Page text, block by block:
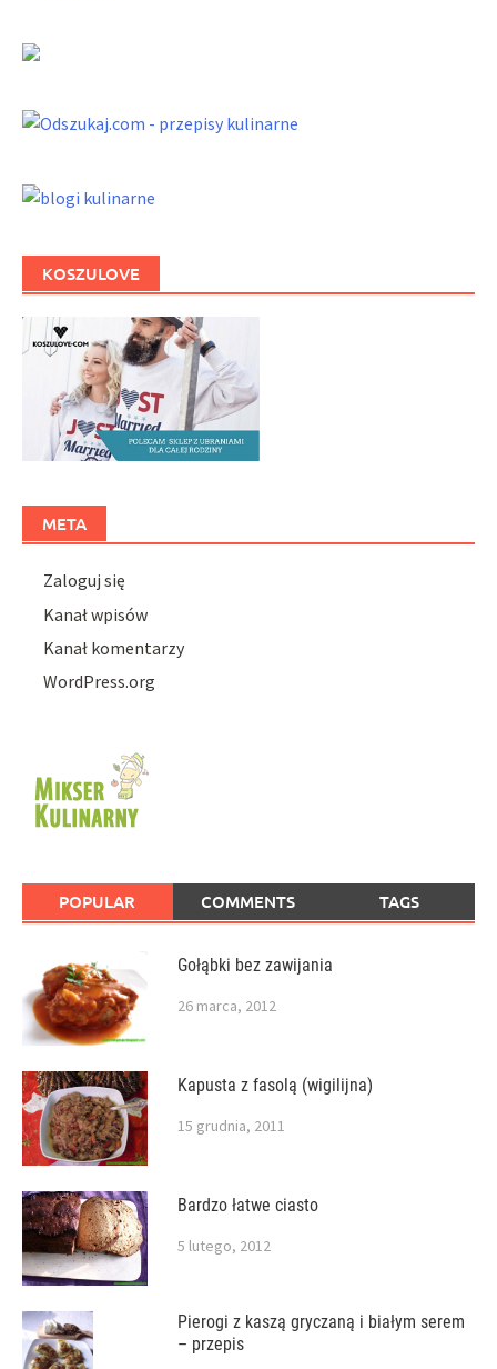
KOSZULOVE
META
Zaloguj się
Kanał wpisów
Kanał komentarzy
WordPress.org
POPULAR COMMENTS TAGS
Gołąbki bez zawijania
26 marca, 2012
Kapusta z fasolą (wigilijna)
15 grudnia, 2011
Bardzo łatwe ciasto
5 lutego, 2012
Pierogi z kaszą gryczaną i białym serem
– przepis